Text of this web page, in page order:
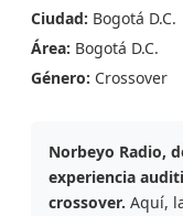
Ciudad: Bogotá D.C.
Área: Bogotá D.C.
Género: Crossover
Norbeyo Radio,
experiencia
crossover. Aquí,